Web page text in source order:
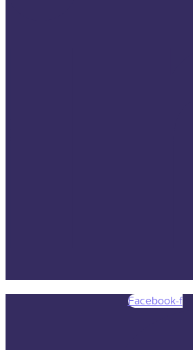
Facebook-f